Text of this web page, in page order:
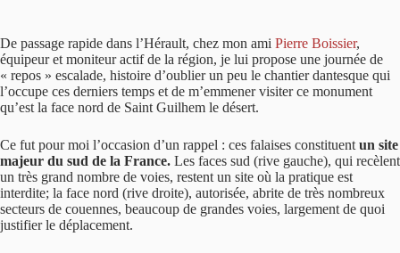
De passage rapide dans l’Hérault, chez mon ami Pierre Boissier,
équipeur et moniteur actif de la région, je lui propose une journée de
« repos » escalade, histoire d’oublier un peu le chantier dantesque qui
l’occupe ces derniers temps et de m’emmener visiter ce monument
qu’est la face nord de Saint Guilhem le désert.
Ce fut pour moi l’occasion d’un rappel : ces falaises constituent un site
majeur du sud de la France. Les faces sud (rive gauche), qui recèlent
un très grand nombre de voies, restent un site où la pratique est
interdite; la face nord (rive droite), autorisée, abrite de très nombreux
secteurs de couennes, beaucoup de grandes voies, largement de quoi
justifier le déplacement.